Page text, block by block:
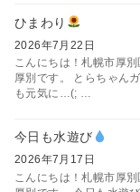
ひまわり
2026年7月22日
こんにちは！札幌市厚
厚別です。 とらちゃん
も元気に…(; …
今日も水遊び
2026年7月17日
こんにちは！札幌市厚